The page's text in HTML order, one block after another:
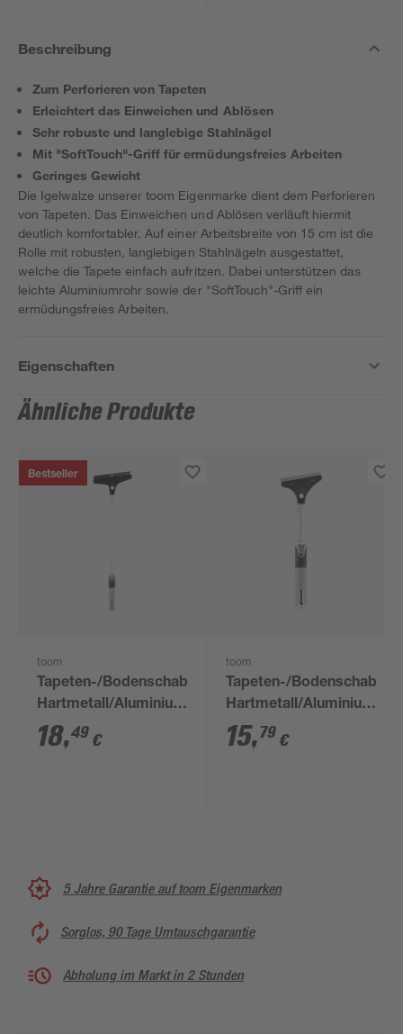
Beschreibung
Zum Perforieren von Tapeten
Erleichtert das Einweichen und Ablösen
Sehr robuste und langlebige Stahlnägel
Mit "SoftTouch"-Griff für ermüdungsfreies Arbeiten
Geringes Gewicht
Die Igelwalze unserer toom Eigenmarke dient dem Perforieren
von Tapeten. Das Einweichen und Ablösen verläuft hiermit
deutlich komfortabler. Auf einer Arbeitsbreite von 15 cm ist die
Rolle mit robusten, langlebigen Stahlnägeln ausgestattet,
welche die Tapete einfach aufritzen. Dabei unterstützen das
leichte Aluminiumrohr sowie der "SoftTouch"-Griff ein
ermüdungsfreies Arbeiten.
Eigenschaften
Ähnliche Produkte
Bestseller
toom
Tapeten-/Bodenschaber
Hartmetall/Aluminium
150 mm
18,49 €
toom
Tapeten-/Bodenschaber
Hartmetall/Aluminium
10 cm
15,79 €
5 Jahre Garantie auf toom Eigenmarken
Sorglos, 90 Tage Umtauschgarantie
Abholung im Markt in 2 Stunden